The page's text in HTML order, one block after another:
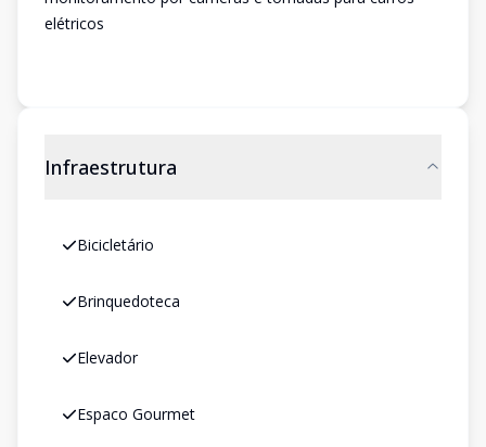
elétricos
Infraestrutura
Bicicletário
Brinquedoteca
Elevador
Espaco Gourmet